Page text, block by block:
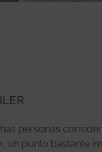
personas
un punto bastante